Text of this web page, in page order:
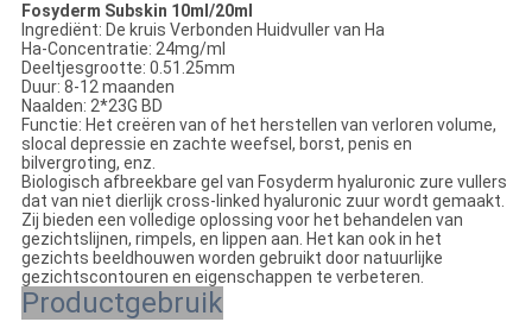
Fosyderm Subskin 10ml/20ml
Ingrediënt: De kruis Verbonden Huidvuller van Ha
Ha-Concentratie: 24mg/ml
Deeltjesgrootte: 0.51.25mm
Duur: 8-12 maanden
Naalden: 2*23G BD
Functie: Het creëren van of het herstellen van verloren volume,
slocal depressie en zachte weefsel, borst, penis en
bilvergroting, enz.
Biologisch afbreekbare gel van Fosyderm hyaluronic zure vullers
dat van niet dierlijk cross-linked hyaluronic zuur wordt gemaakt.
Zij bieden een volledige oplossing voor het behandelen van
gezichtslijnen, rimpels, en lippen aan. Het kan ook in het
gezichts beeldhouwen worden gebruikt door natuurlijke
gezichtscontouren en eigenschappen te verbeteren.
Productgebruik